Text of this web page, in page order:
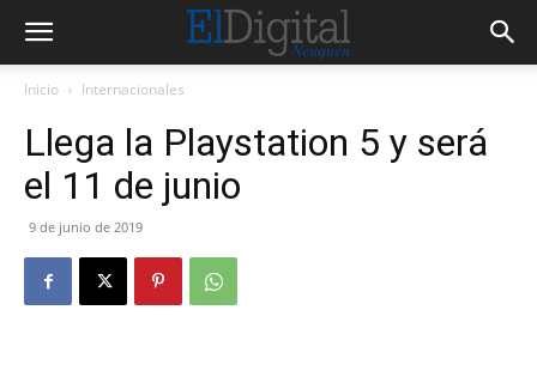
Inicio Internacionales
Llega la Playstation 5 y será
el 11 de junio
9 de junio de 2019